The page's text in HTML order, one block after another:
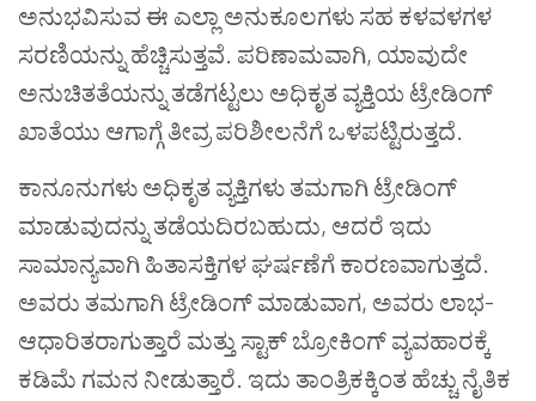
ಅನುಭವಿಸುವ ಈ ಎಲ್ಲಾ ಅನುಕೂಲಗಳು ಸಹ ಕಳವಳಗಳ
ಸರಣಿಯನ್ನು ಹೆಚ್ಚಿಸುತ್ತವೆ. ಪರಿಣಾಮವಾಗಿ, ಯಾವುದೇ
ಅನುಚಿತತೆಯನ್ನು ತಡೆಗಟ್ಟಲು ಅಧಿಕೃತ ವ್ಯಕ್ತಿಯ ಟ್ರೇಡಿಂಗ್
ಖಾತೆಯು ಆಗಾಗ್ಗೆ ತೀವ್ರ ಪರಿಶೀಲನೆಗೆ ಒಳಪಟ್ಟಿರುತ್ತದೆ.
ಕಾನೂನುಗಳು ಅಧಿಕೃತ ವ್ಯಕ್ತಿಗಳು ತಮಗಾಗಿ ಟ್ರೇಡಿಂಗ್
ಮಾಡುವುದನ್ನು ತಡೆಯದಿರಬಹುದು, ಆದರೆ ಇದು
ಸಾಮಾನ್ಯವಾಗಿ ಹಿತಾಸಕ್ತಿಗಳ ಘರ್ಷಣೆಗೆ ಕಾರಣವಾಗುತ್ತದೆ.
ಅವರು ತಮಗಾಗಿ ಟ್ರೇಡಿಂಗ್ ಮಾಡುವಾಗ, ಅವರು ಲಾಭ-
ಆಧಾರಿತರಾಗುತ್ತಾರೆ ಮತ್ತು ಸ್ಟಾಕ್ ಬ್ರೋಕಿಂಗ್ ವ್ಯವಹಾರಕ್ಕೆ
ಕಡಿಮೆ ಗಮನ ನೀಡುತ್ತಾರೆ. ಇದು ತಾಂತ್ರಿಕಕ್ಕಿಂತ ಹೆಚ್ಚು ನೈತಿಕ